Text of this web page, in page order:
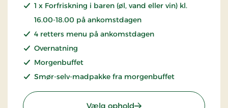
1 x Forfriskning i baren (øl, vand eller vin) kl.
16.00-18.00 på ankomstdagen
4 retters menu på ankomstdagen
Overnatning
Morgenbuffet
Smør-selv-madpakke fra morgenbuffet
Vælg ophold: Golfophold